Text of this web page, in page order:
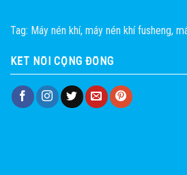
Tag: Máy nén khí, máy nén khí fusheng,
KẾT NỐI CỘNG ĐỒNG